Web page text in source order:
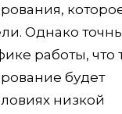
Однако
работы, что
будет
низкой